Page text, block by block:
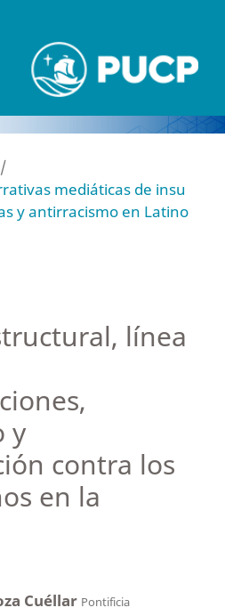
/
mediáticas de insu
y antirracismo en Latino
línea
y
contra los
en la
Cuéllar Pontificia